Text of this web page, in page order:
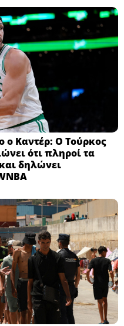
ο Καντέρ: Ο Τούρκος
ότι πληροί τα
δηλώνει